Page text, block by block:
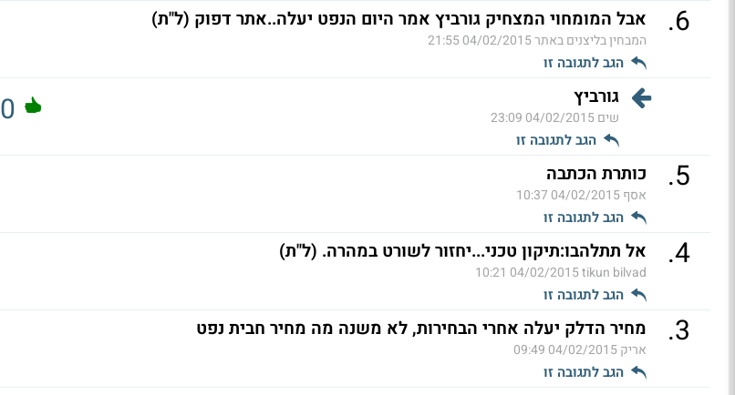
6
. אבל המומחוי המצחיק גורביץ אמר היום הנפט יעלה..אתר דפוק (ל"ת)
המבחין בליצנים באתר04/02/2015 21:55
הגב לתגובה זו
גורביץ
שים04/02/2015 23:09
הגב לתגובה זו
0
5
. כותרת הכתבה
אסף04/02/2015 10:37
הגב לתגובה זו
4
. אל תתלהבו:תיקון טכני...יחזור לשורט במהרה. (ל"ת)
tikun bilvad
04/02/2015 10:21
הגב לתגובה זו
3
. מחיר הדלק יעלה אחרי הבחירות, לא משנה מה מחיר חבית נפט
אריק04/02/2015 09:49
הגב לתגובה זו